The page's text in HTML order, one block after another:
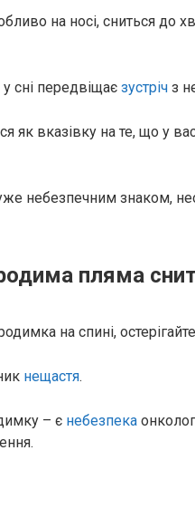
на носі, сниться до
сні передвіщає зустріч з
вказівку на те, що у
небезпечним знаком,
пляма
на спині,
нещастя.
– є небезпека